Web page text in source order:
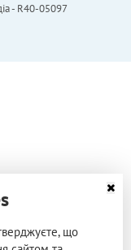
- R40-05097
що